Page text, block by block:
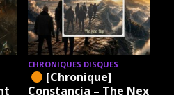
CHRONIQUES DISQUES
[Chronique]
Constancia – The Next